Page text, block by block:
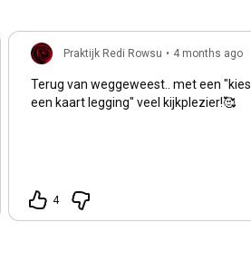
Praktijk Redi Rowsu • 4 months ago
Terug van weggeweest.. met een "kies
een kaart legging" veel kijkplezier!🥰
4